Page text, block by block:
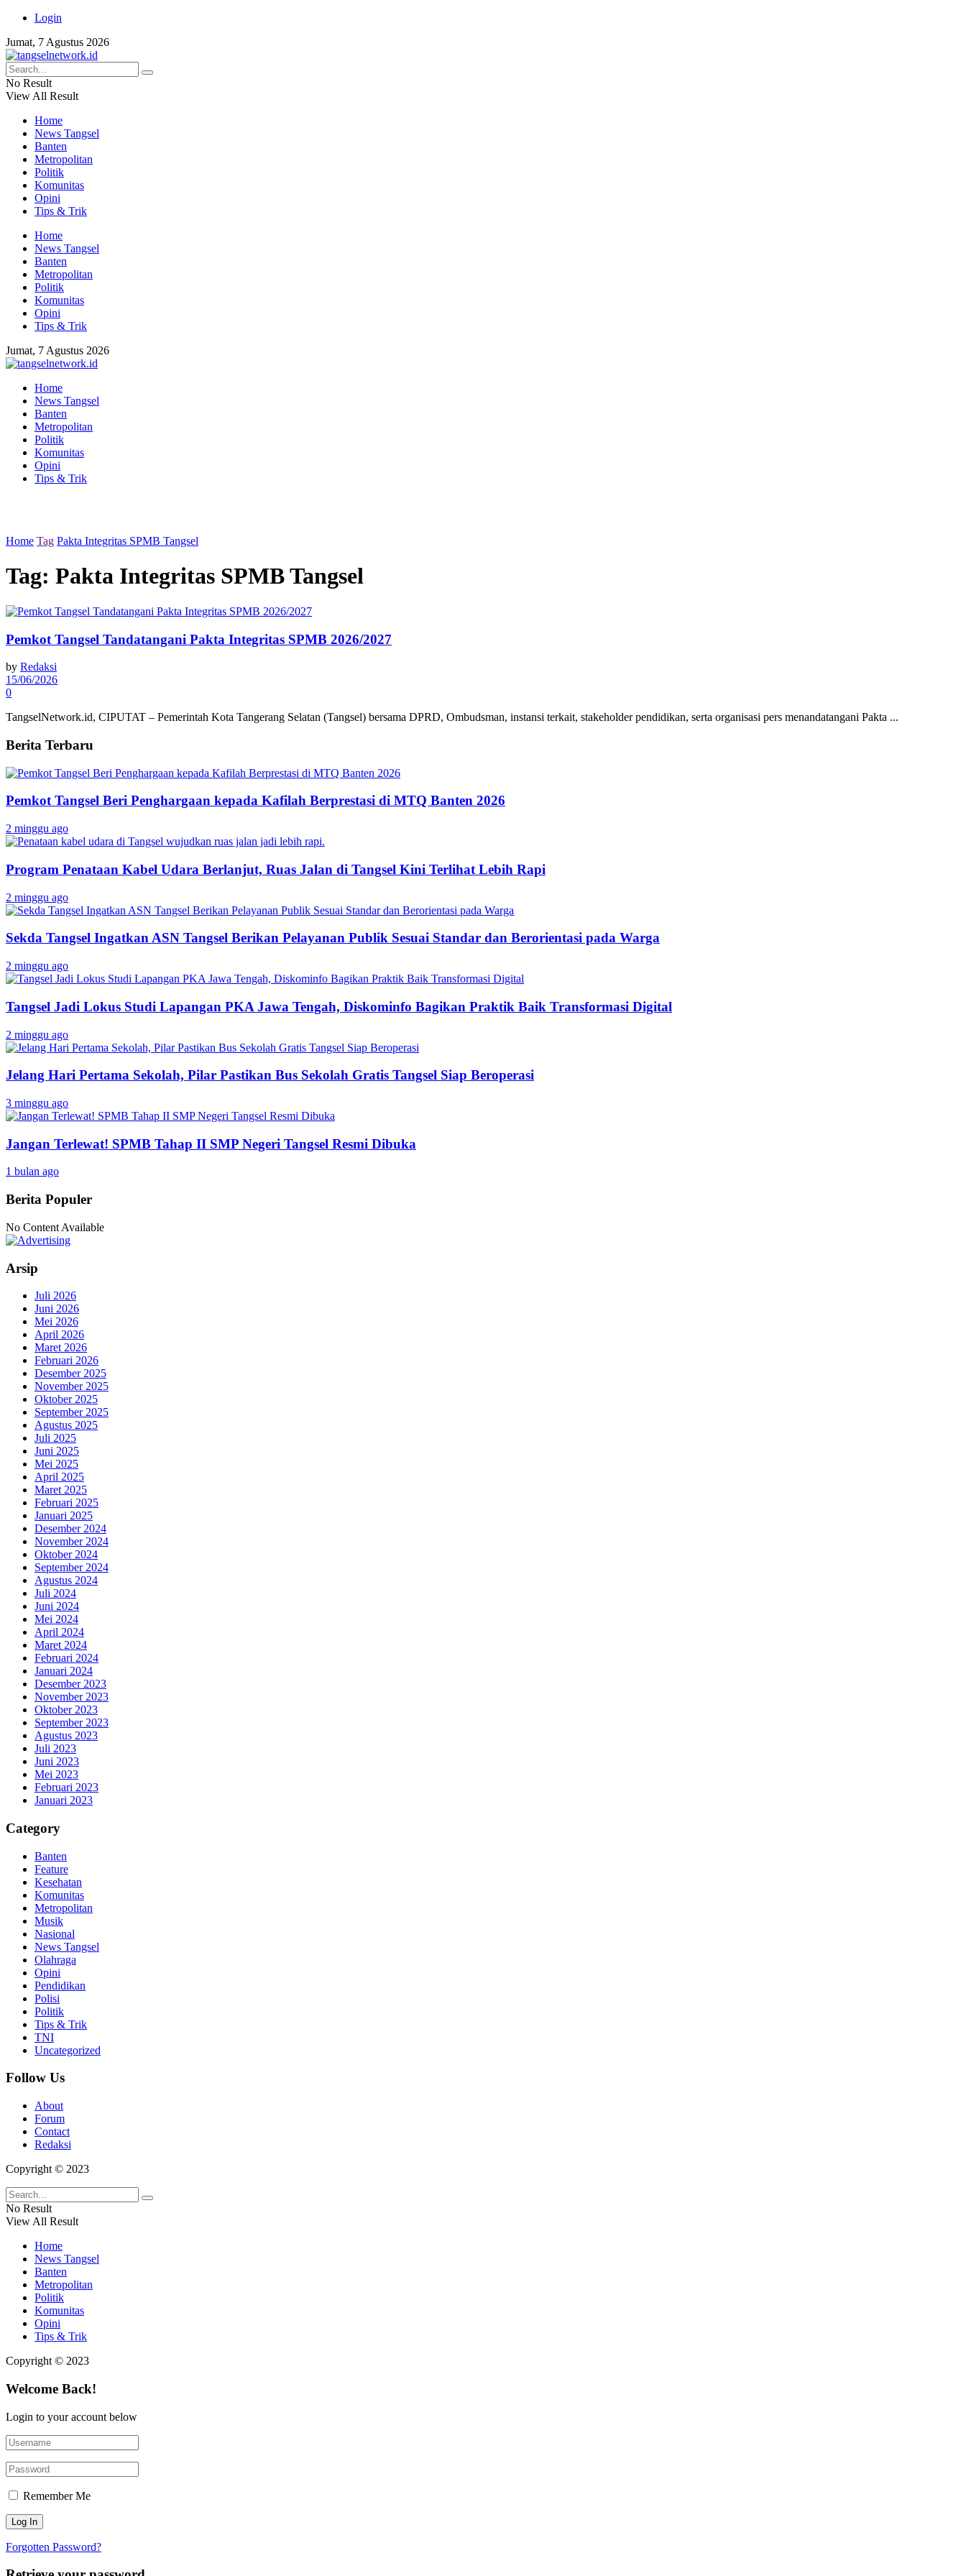
Login
Jumat, 7 Agustus 2026
No Result
View All Result
Home
News Tangsel
Banten
Metropolitan
Politik
Komunitas
Opini
Tips & Trik
Home
News Tangsel
Banten
Metropolitan
Politik
Komunitas
Opini
Tips & Trik
Jumat, 7 Agustus 2026
Home
News Tangsel
Banten
Metropolitan
Politik
Komunitas
Opini
Tips & Trik
Home Tag Pakta Integritas SPMB Tangsel
Tag: Pakta Integritas SPMB Tangsel
Pemkot Tangsel Tandatangani Pakta Integritas SPMB 2026/2027
by Redaksi
15/06/2026
0
TangselNetwork.id, CIPUTAT – Pemerintah Kota Tangerang Selatan (Tangsel) bersama DPRD, Ombudsman, instansi terkait, stakeholder pendidikan, serta organisasi pers menandatangani Pakta ...
Berita Terbaru
Pemkot Tangsel Beri Penghargaan kepada Kafilah Berprestasi di MTQ Banten 2026
2 minggu ago
Program Penataan Kabel Udara Berlanjut, Ruas Jalan di Tangsel Kini Terlihat Lebih Rapi
2 minggu ago
Sekda Tangsel Ingatkan ASN Tangsel Berikan Pelayanan Publik Sesuai Standar dan Berorientasi pada Warga
2 minggu ago
Tangsel Jadi Lokus Studi Lapangan PKA Jawa Tengah, Diskominfo Bagikan Praktik Baik Transformasi Digital
2 minggu ago
Jelang Hari Pertama Sekolah, Pilar Pastikan Bus Sekolah Gratis Tangsel Siap Beroperasi
3 minggu ago
Jangan Terlewat! SPMB Tahap II SMP Negeri Tangsel Resmi Dibuka
1 bulan ago
Berita Populer
No Content Available
Arsip
Juli 2026
Juni 2026
Mei 2026
April 2026
Maret 2026
Februari 2026
Desember 2025
November 2025
Oktober 2025
September 2025
Agustus 2025
Juli 2025
Juni 2025
Mei 2025
April 2025
Maret 2025
Februari 2025
Januari 2025
Desember 2024
November 2024
Oktober 2024
September 2024
Agustus 2024
Juli 2024
Juni 2024
Mei 2024
April 2024
Maret 2024
Februari 2024
Januari 2024
Desember 2023
November 2023
Oktober 2023
September 2023
Agustus 2023
Juli 2023
Juni 2023
Mei 2023
Februari 2023
Januari 2023
Category
Banten
Feature
Kesehatan
Komunitas
Metropolitan
Musik
Nasional
News Tangsel
Olahraga
Opini
Pendidikan
Polisi
Politik
Tips & Trik
TNI
Uncategorized
Follow Us
About
Forum
Contact
Redaksi
Copyright © 2023
No Result
View All Result
Home
News Tangsel
Banten
Metropolitan
Politik
Komunitas
Opini
Tips & Trik
Copyright © 2023
Welcome Back!
Login to your account below
Remember Me
Forgotten Password?